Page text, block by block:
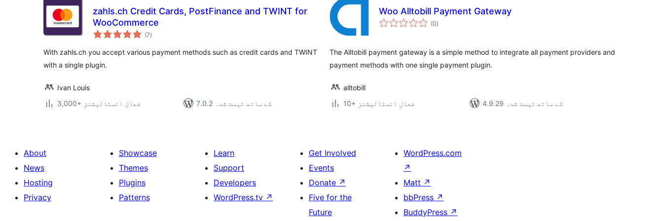
zahls.ch Credit Cards, PostFinance and TWINT for
WooCommerce
(7مجموعی
درجہ
)
With zahls.ch you accept various payment methods such as credit cards and TWINT
with a single plugin.
Ivan Louis
3,000+ فعال انسٹالیشنز
7.0.2 کے ساتھ ٹیسٹ شدہ
Woo Alltobill Payment Gateway
(0مجموعی
درجہ
)
The Alltobill payment gateway is a simple method to integrate all payment providers and
payment methods with one single payment plugin.
alltobill
10+ فعال انسٹالیشنز
4.9.29 کے ساتھ ٹیسٹ شدہ
About
News
Hosting
Privacy
Showcase
Themes
Plugins
Patterns
Learn
Support
Developers
WordPress.tv ↗
Get Involved
Events
Donate ↗
Five for the
Future
WordPress.com
↗
Matt ↗
bbPress ↗
BuddyPress ↗